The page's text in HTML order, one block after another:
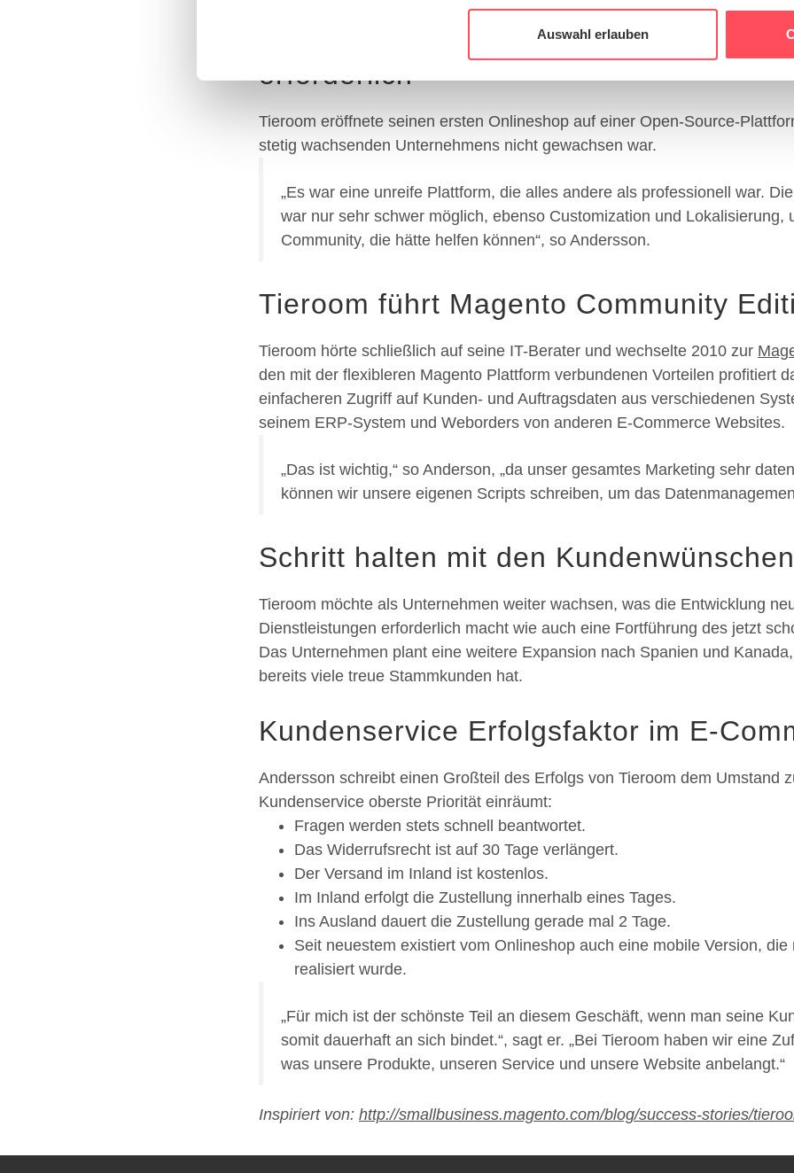
Wir verwenden Cookies, um Inhalte und Anzeigen zu personalisieren, Funktionen für soziale
und die Zugriffe auf unsere Website zu analysieren. Außerdem geben wir Informationen zu
Auswahl erlauben
Erfolg macht Upgrade der E-
erforderlich
Tieroom eröffnete seinen ersten Onlineshop auf einer Open-Source-
stetig wachsenden Unternehmens nicht gewachsen war.
„Es war eine unreife Plattform, die alles andere als professionell war.
war nur sehr schwer möglich, ebenso Customization und Lokalisierung,
Community, die hätte helfen können“, so Andersson.
Tieroom führt Magento Community
Tieroom hörte schließlich auf seine IT-Berater und wechselte 2010 zur
den mit der flexibleren Magento Plattform verbundenen Vorteilen profitiert
einfacheren Zugriff auf Kunden- und Auftragsdaten aus verschiedenen
seinem ERP-System und Weborders von anderen E-Commerce Websites.
„Das ist wichtig,“ so Anderson, „da unser gesamtes Marketing sehr
können wir unsere eigenen Scripts schreiben, um das
Schritt halten mit den Kundenwünschen
Tieroom möchte als Unternehmen weiter wachsen, was die Entwicklung
Dienstleistungen erforderlich macht wie auch eine Fortführung des jetzt
Das Unternehmen plant eine weitere Expansion nach Spanien und
bereits viele treue Stammkunden hat.
Kundenservice Erfolgsfaktor im E-
Andersson schreibt einen Großteil des Erfolgs von Tieroom dem Umstand
Kundenservice oberste Priorität einräumt:
Fragen werden stets schnell beantwortet.
Das Widerrufsrecht ist auf 30 Tage verlängert.
Der Versand im Inland ist kostenlos.
Im Inland erfolgt die Zustellung innerhalb eines Tages.
Ins Ausland dauert die Zustellung gerade mal 2 Tage.
Seit neuestem existiert vom Onlineshop auch eine mobile Version,
realisiert wurde.
„Für mich ist der schönste Teil an diesem Geschäft, wenn man seine
somit dauerhaft an sich bindet.“, sagt er. „Bei Tieroom haben wir eine
was unsere Produkte, unseren Service und unsere Website anbelangt.“
Inspiriert von: http://smallbusiness.magento.com/blog/success-stories/